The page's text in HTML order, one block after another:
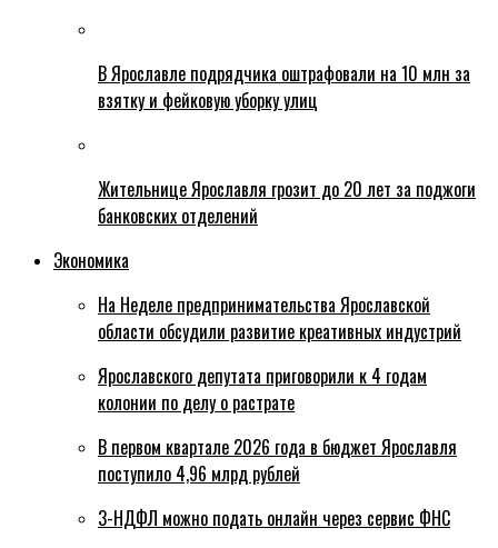
В Ярославле подрядчика оштрафовали на 10 млн за
взятку и фейковую уборку улиц
Жительнице Ярославля грозит до 20 лет за поджоги
банковских отделений
Экономика
На Неделе предпринимательства Ярославской
области обсудили развитие креативных индустрий
Ярославского депутата приговорили к 4 годам
колонии по делу о растрате
В первом квартале 2026 года в бюджет Ярославля
поступило 4,96 млрд рублей
3-НДФЛ можно подать онлайн через сервис ФНС